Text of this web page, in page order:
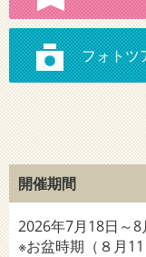
開催期間
2026年7月18日～
※お盆時期（８月